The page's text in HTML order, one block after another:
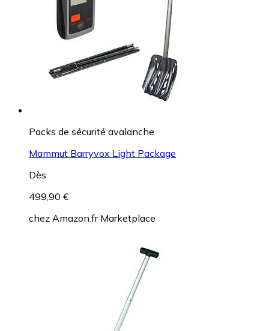
Packs de sécurité avalanche
Mammut Barryvox Light Package
Dès
499,90 €
chez Amazon.fr Marketplace